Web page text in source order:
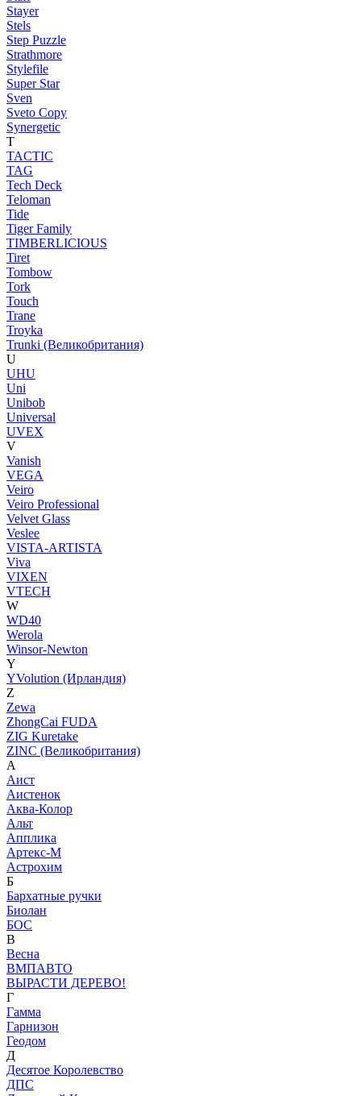
Stayer
Stels
Step Puzzle
Strathmore
Stylefile
Super Star
Sven
Sveto Copy
Synergetic
T
TACTIC
TAG
Tech Deck
Teloman
Tide
Tiger Family
TIMBERLICIOUS
Tiret
Tombow
Tork
Touch
Trane
Troyka
Trunki (Великобритания)
U
UHU
Uni
Unibob
Universal
UVEX
V
Vanish
VEGA
Veiro
Veiro Professional
Velvet Glass
Veslee
VISTA-ARTISTA
Viva
VIXEN
VTECH
W
WD40
Werola
Winsor-Newton
Y
YVolution (Ирландия)
Z
Zewa
ZhongCai FUDA
ZIG Kuretake
ZINC (Великобритания)
А
Аист
Аистенок
Аква-Колор
Альт
Апплика
Артекс-М
Астрохим
Б
Бархатные ручки
Биолан
БОС
В
Весна
ВМПАВТО
ВЫРАСТИ ДЕРЕВО!
Г
Гамма
Гарнизон
Геодом
Д
Десятое Королевство
ДПС